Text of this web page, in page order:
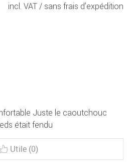
incl. VAT / sans frais d’expédition
Juste le caoutchouc
était fendu
Utile (0)